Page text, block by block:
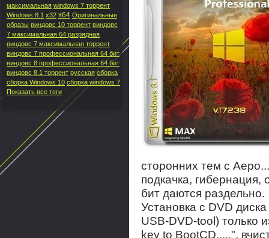
сторонних тем с
подкачка,
бит даются раздельно.
Установка с DVD
USB-DVD-tool) только
key to BootCD.....",
максимальная windows 7 торрент
Windows 8.1 x32 x64 Оригинальные
образы виндовс 10 торрент виндовс
7 максимальная 64 разрядная
виндовс 7 максимальная торрент
виндовс 7 профессиональная 64 бит
виндовс 8 профессиональная 64 бит
виндовс 8.1 торрент русская сборка
сборка Windows 10 сборка windows 7
Показать все теги